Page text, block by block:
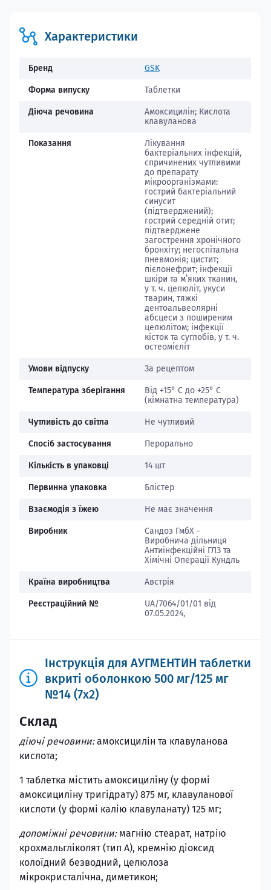
Характеристики
Бренд GSK
Форма випуску Таблетки
Діюча речовина
Амоксицилін; Кислота
клавуланова
Показання
Лікування
бактеріальних інфекцій,
спричинених чутливими
до препарату
мікроорганізмами:
гострий бактеріальний
синусит
(підтверджений);
гострий середній отит;
підтверджене
загострення хронічного
бронхіту; негоспітальна
пневмонія; цистит;
пієлонефрит; інфекції
шкіри та м’яких тканин,
у т. ч. целюліт, укуси
тварин, тяжкі
дентоальвеолярні
абсцеси з поширеним
целюлітом; інфекції
кісток та суглобів, у т. ч.
остеомієліт
Умови відпуску За рецептом
Температура зберігання
Від +15° С до +25° С
(кімнатна температура)
Чутливість до світла Не чутливий
Спосіб застосування Перорально
Кількість в упаковці 14 шт
Первинна упаковка Блістер
Взаємодія з їжею Не має значення
Виробник
Сандоз ГмбХ -
Виробнича дільниця
Антиінфекційні ГЛЗ та
Хімічні Операції Кундль
Країна виробництва Австрія
Реєстраційний №
UA/7064/01/01 від
07.05.2024,
Інструкція для АУГМЕНТИН таблетки
вкриті оболонкою 500 мг/125 мг
№14 (7х2)
Склад
діючі речовини:амоксицилін та клавуланова
кислота;
1 таблетка містить амоксициліну (у формі
амоксициліну тригідрату) 875 мг, клавуланової
кислоти (у формі калію клавуланату) 125 мг;
допоміжні речовини:магнію стеарат, натрію
крохмальгліколят (тип А), кремнію діоксид
колоїдний безводний, целюлоза
мікрокристалічна, диметикон;